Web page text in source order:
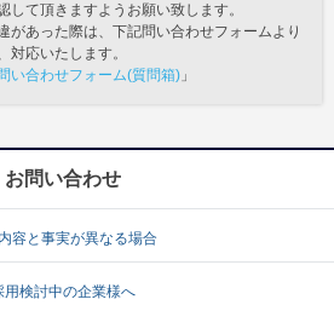
して頂きますようお願い致します。
があった際は、下記問い合わせフォームより
対応いたします。
い合わせフォーム(質問箱) 」
お問い合わせ
容と事実が異なる場合
用検討中の企業様へ